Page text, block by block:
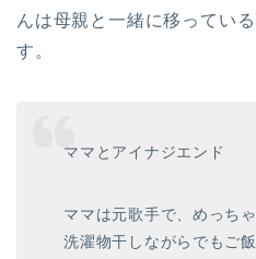
んは母親と一緒に移ってい
す。
ママとアイナジエンド
ママは元歌手で、めっち
洗濯物干しながらでもご